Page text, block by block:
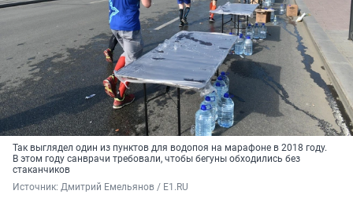
Так выглядел один из пунктов для водопоя на марафоне в 2018 году.
В этом году санврачи требовали, чтобы бегуны обходились без
стаканчиков
Источник: Дмитрий Емельянов / E1.RU